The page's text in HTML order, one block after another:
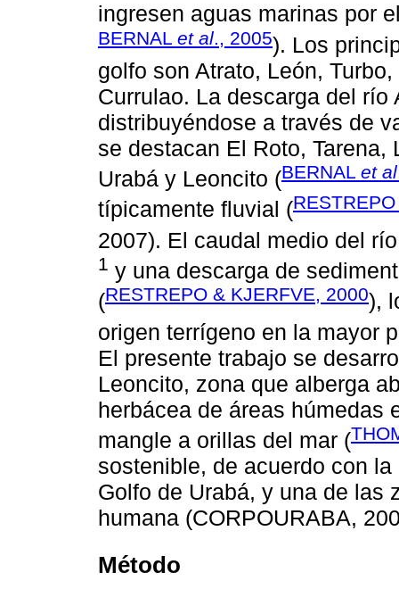
ingresen aguas marinas por
BERNAL et al., 2005). Los
golfo son Atrato, León,
Currulao. La descarga del
distribuyéndose a través de
se destacan El Roto,
Urabá y Leoncito (BERNAL et al
típicamente fluvial (
2007). El caudal medio del
1 y una descarga de
(RESTREPO & KJERFVE, 2000),
origen terrígeno en la mayor
El presente trabajo se
Leoncito, zona que alberga
herbácea de áreas húmedas
mangle a orillas del mar (
sostenible, de acuerdo con
Golfo de Urabá, y una de las
humana (CORPOURABA,
Método